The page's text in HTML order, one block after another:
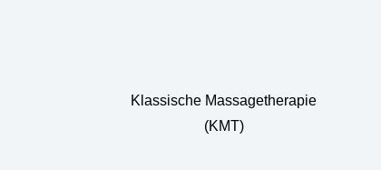
Klassische Massagetherapie
(KMT)